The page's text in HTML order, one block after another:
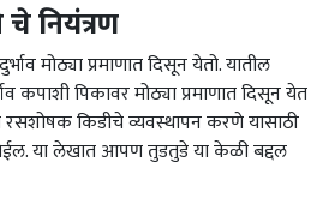
नियंत्रण
मोठ्या प्रमाणात दिसून येतो. यातील
कपाशी पिकावर मोठ्या प्रमाणात दिसून येत
किडीचे व्यवस्थापन करणे यासाठी
या लेखात आपण तुडतुडे या केळी बद्दल